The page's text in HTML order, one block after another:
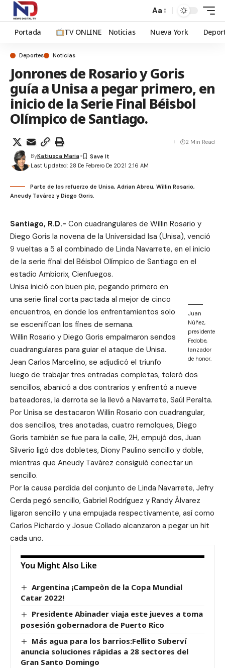
Aa
Portada TV ONLINE Noticias Nueva York
Deportes Noticias
Jonrones de Rosario y Goris
guía a Unisa a pegar primero, en
inicio de la Serie Final Béisbol
Olímpico de Santiago.
Last Updated: 28 De Febrero De 2021 2:16 AM
ByKatiusca Maria
2 Min Read
Parte de los refuerzo de Unisa, Adrian Abreu, Willin Rosario,
Aneudy Tavárez y Diego Goris.
Santiago, R.D.- Con cuadrangulares de Willin Rosario y
Diego Goris la novena de la Universidad Isa (Unisa), venció
9 vueltas a 5 al combinado de Linda Navarrete, en el inicio
de la serie final del Béisbol Olímpico de Santiago en el
estadio Ambiorix, Cienfuegos.
Juan
Núñez,
presidente
Fedobe,
lanzador
de honor.
Unisa inició con buen pie, pegando primero en
una serie final corta pactada al mejor de cinco
encuentros, en donde los enfrentamientos solo
se escenifican los fines de semana.
Willin Rosario y Diego Goris empalmaron sendos
cuadrangulares para guiar el ataque de Unisa.
Jean Carlos Marcelino, se adjudicó el triunfo
luego de trabajar tres entradas completas, toleró dos
sencillos, abanicó a dos contrarios y enfrentó a nueve
bateadores, la derrota se la llevó a Navarrete, Saúl Peralta.
Por Unisa se destacaron Willin Rosario con cuadrangular,
dos sencillos, tres anotadas, cuatro remolques, Diego
Goris también se fue para la calle, 2H, empujó dos, Juan
Silverio ligó dos dobletes, Diony Paulino sencillo y doble,
mientras que Aneudy Tavárez consiguió conectar un
sencillo.
Por la causa perdida del conjunto de Linda Navarrete, Jefry
Cerda pegó sencillo, Gabriel Rodríguez y Randy Álvarez
ligaron sencillo y una empujada respectivamente, así como
Carlos Pichardo y Josue Collado alcanzaron a pegar un hit
cada uno.
You Might Also Like
Argentina ¡Campeòn de la Copa Mundial
Catar 2022!
Presidente Abinader viaja este jueves a toma
posesión gobernadora de Puerto Rico
Más agua para los barrios:Fellito Suberví
anuncia soluciones rápidas a 28 sectores del
Gran Santo Domingo